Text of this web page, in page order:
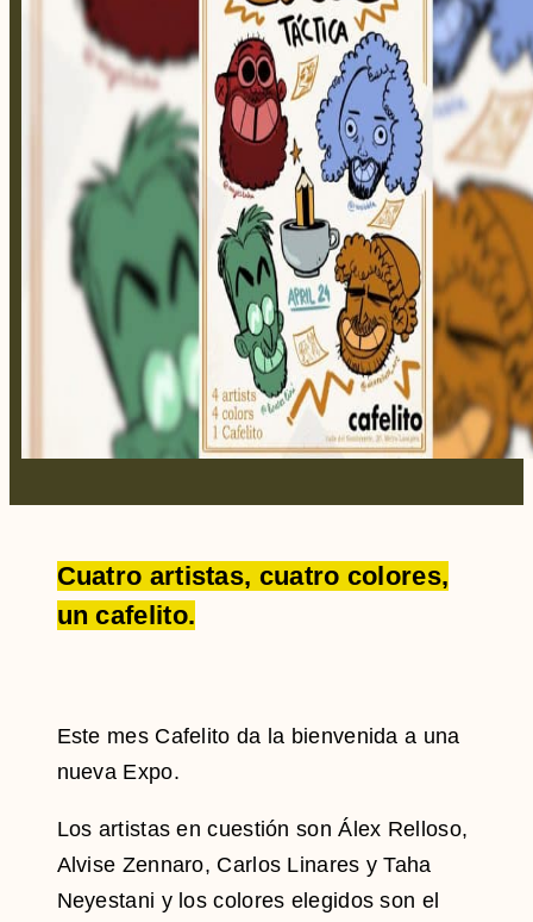
Cuatro artistas, cuatro colores,
un cafelito.
Este mes Cafelito da la bienvenida a una
nueva Expo.
Los artistas en cuestión son Álex Relloso,
Alvise Zennaro, Carlos Linares y Taha
Neyestani y los colores elegidos son el